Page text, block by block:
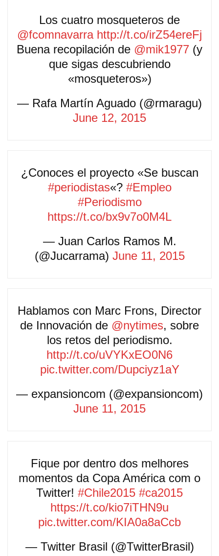
Los cuatro mosqueteros de
@fcomnavarra http://t.co/irZ54ereFj
Buena recopilación de @mik1977 (y
que sigas descubriendo
«mosqueteros»)
— Rafa Martín Aguado (@rmaragu)
June 12, 2015
¿Conoces el proyecto «Se buscan
#periodistas«? #Empleo
#Periodismo
https://t.co/bx9v7o0M4L
— Juan Carlos Ramos M.
(@Jucarrama) June 11, 2015
Hablamos con Marc Frons, Director
de Innovación de @nytimes, sobre
los retos del periodismo.
http://t.co/uVYKxEO0N6
pic.twitter.com/Dupciyz1aY
— expansioncom (@expansioncom)
June 11, 2015
Fique por dentro dos melhores
momentos da Copa América com o
Twitter! #Chile2015 #ca2015
https://t.co/kio7iTHN9u
pic.twitter.com/KIA0a8aCcb
— Twitter Brasil (@TwitterBrasil)